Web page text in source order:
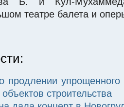
театре балета и
продлении
строительства